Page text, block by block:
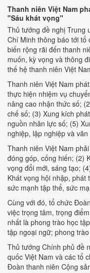
Thanh niên Việt Nam
"Sáu khát vọng"
Thủ tướng đề nghị Trung
Chí Minh thông báo tới
biến rộng rãi đến thanh
muốn, kỳ vọng và thông
thế hệ thanh niên Việt
Thanh niên Việt Nam
thực hiện nhiệm vụ
nâng cao nhận thức số;
chế số; (3) Xung kích
nguồn nhân lực số; (5)
nghiệp, lập nghiệp và văn
Thanh niên Việt Nam
đóng góp, cống hiến; (2)
vọng đổi mới, sáng tạo;
Khát vọng hội nhập, phát
sức mạnh tập thể, sức
Cùng với đó, tổ chức
việc trọng tâm, trọng
nhất là phong trào học
tập ngoại ngữ; phong
Thủ tướng Chính phủ đề
quốc Việt Nam và các tổ
Đoàn thanh niên Cộng